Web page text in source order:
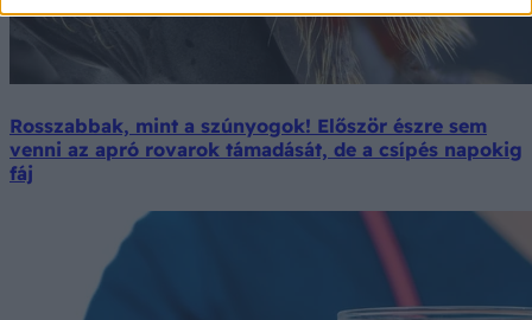
Rosszabbak, mint a szúnyogok! Először észre sem
venni az apró rovarok támadását, de a csípés napokig
fáj